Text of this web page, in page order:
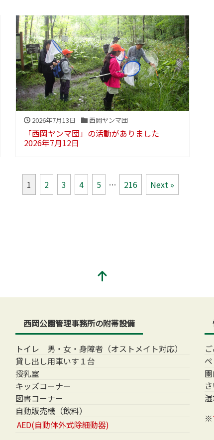
2026年7月13日 西岡ヤンマ団
「西岡ヤンマ団」の活動がありました
2026年7月12日
1 2 3 4 5 … 216 Next »
西岡公園管理事務所の附帯設備
トイレ 男・女・身障者（オストメイト対応）
貸し出し用車いす１台
授乳室
キッズコーナー
図書コーナー
自動販売機（飲料）
AED(自動体外式除細動器)
さ
※